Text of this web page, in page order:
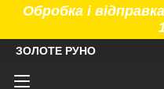
Обробка і
ЗОЛОТЕ РУНО